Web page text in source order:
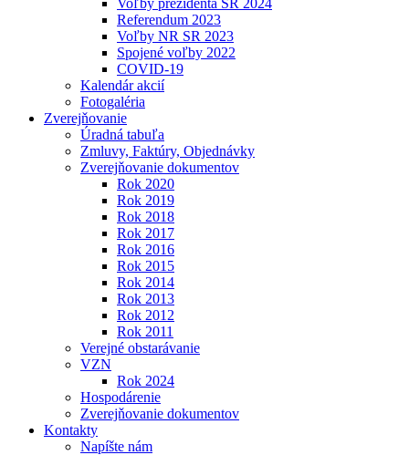
Voľby prezidenta SR 2024
Referendum 2023
Voľby NR SR 2023
Spojené voľby 2022
COVID-19
Kalendár akcií
Fotogaléria
Zverejňovanie
Úradná tabuľa
Zmluvy, Faktúry, Objednávky
Zverejňovanie dokumentov
Rok 2020
Rok 2019
Rok 2018
Rok 2017
Rok 2016
Rok 2015
Rok 2014
Rok 2013
Rok 2012
Rok 2011
Verejné obstarávanie
VZN
Rok 2024
Hospodárenie
Zverejňovanie dokumentov
Kontakty
Napíšte nám